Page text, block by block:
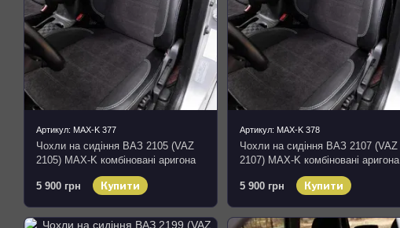
Артикул: MAX-K 377
Чохли на сидіння ВАЗ 2105 (VAZ
2105) MAX-K комбіновані аригона
5 900 грн
Купити
Артикул: MAX-K 378
Чохли на сидіння ВАЗ 2107 (VAZ
2107) MAX-K комбіновані аригона
5 900 грн
Купити